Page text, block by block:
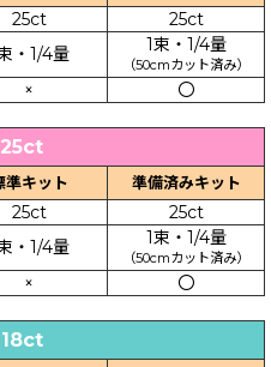
25ct 25ct
・1/4量 1束・1/4量
（50cmカット済み）
× 〇
25ct
準キット
準備済みキット
25ct 25ct
・1/4量 1束・1/4量
（50cmカット済み）
× 〇
18ct